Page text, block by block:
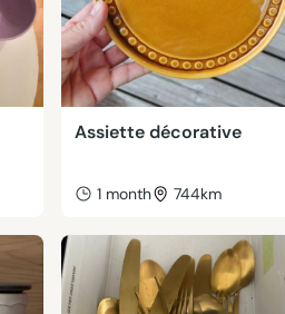
Assiette décorative
1 month 744km